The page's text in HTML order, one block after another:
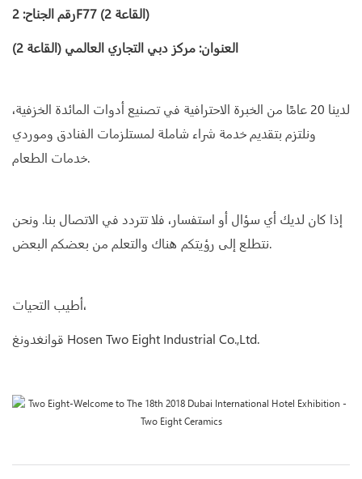
رقم الجناح: 2F77 (القاعة 2)
العنوان: مركز دبي التجاري العالمي (القاعة 2)
لدينا 20 عامًا من الخبرة الاحترافية في تصنيع أدوات المائدة الخزفية،
ونلتزم بتقديم خدمة شراء شاملة لمستلزمات الفنادق وموردي
خدمات الطعام.
إذا كان لديك أي سؤال أو استفسار، فلا تتردد في الاتصال بنا. ونحن
نتطلع إلى رؤيتكم هناك والتعلم من بعضكم البعض.
أطيب التحيات،
قوانغدونغ Hosen Two Eight Industrial Co.,Ltd.